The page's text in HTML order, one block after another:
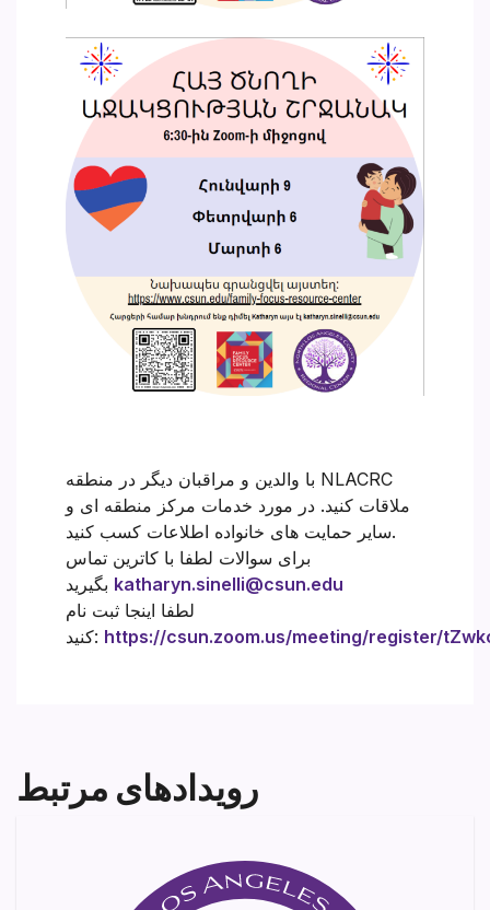
با والدین و مراقبان دیگر در منطقه NLACRC
ملاقات کنید. در مورد خدمات مرکز منطقه ای و
سایر حمایت های خانواده اطلاعات کسب کنید.
برای سوالات لطفا با کاترین تماس
katharyn.sinelli@csun.edu
لطفا اینجا ثبت نام
کنید: https://csun.zoom.us/meeting/register/
رویدادهای مرتبط